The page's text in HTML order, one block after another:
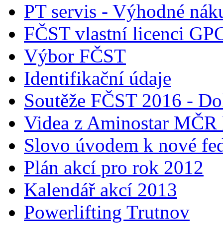
PT servis - Výhodné
FČST vlastní licenci
Výbor FČST
Identifikační údaje
Soutěže FČST 2016 -
Videa z Aminostar MČR
Slovo úvodem k nové
Plán akcí pro rok 2012
Kalendář akcí 2013
Powerlifting Trutnov